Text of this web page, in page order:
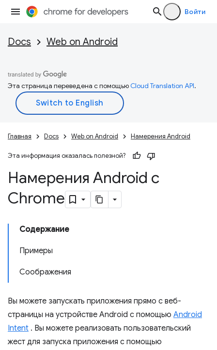
Войти
Docs Web on Android
Эта страница переведена с помощьюCloud Translation API.
Главная Docs Web on Android Намерения Android
Эта информация оказалась полезной?
Намерения Android с
Chrome
Содержание
Примеры
Соображения
Вы можете запускать приложения прямо с веб-
страницы на устройстве Android с помощью Android
Intent . Вы можете реализовать пользовательский
жест для запуска приложения с помощью